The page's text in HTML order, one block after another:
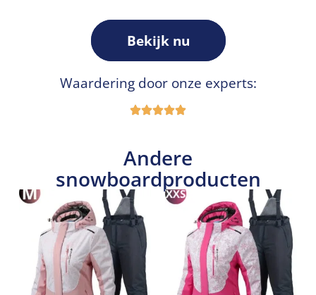
Bekijk nu
Waardering door onze experts:
Andere
snowboardproducten